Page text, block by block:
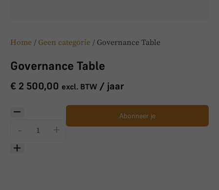
Home / Geen categorie / Governance Table
Governance Table
€ 2 500,00 excl. BTW / jaar
+
-
Abonneer je